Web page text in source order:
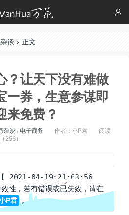

谈 > 正文
？让天下没有难做
一券，生意参谋即
来免费？
杂谈 / 电子商务 作者：小P君
阅读
（256）
【 2021-04-19 21:03:56
效性，若有错误或已失效，请在
P君 。